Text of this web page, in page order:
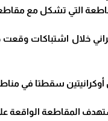
التي تشكل مع
وقعت جنوب دونيتسك،
سقطتا في
على بعد 400 كلم جنوب